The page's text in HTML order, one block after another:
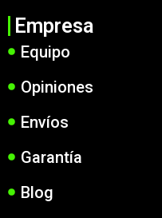
Empresa
Equipo
Opiniones
Envíos
Garantía
Blog